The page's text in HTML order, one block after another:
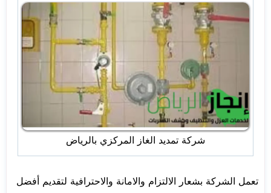
شركة تمديد الغاز المركزي بالرياض
تعمل الشركة بشعار الالتزام والامانة والاحترافية لتقديم أفضل